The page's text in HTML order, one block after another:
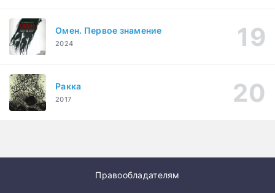
Омен. Первое знамение
2024
Ракка
2017
Правообладателям